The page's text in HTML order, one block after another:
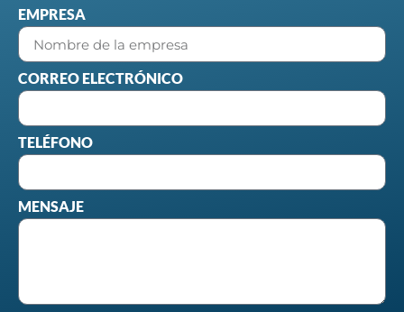
EMPRESA
CORREO ELECTRÓNICO
TELÉFONO
MENSAJE